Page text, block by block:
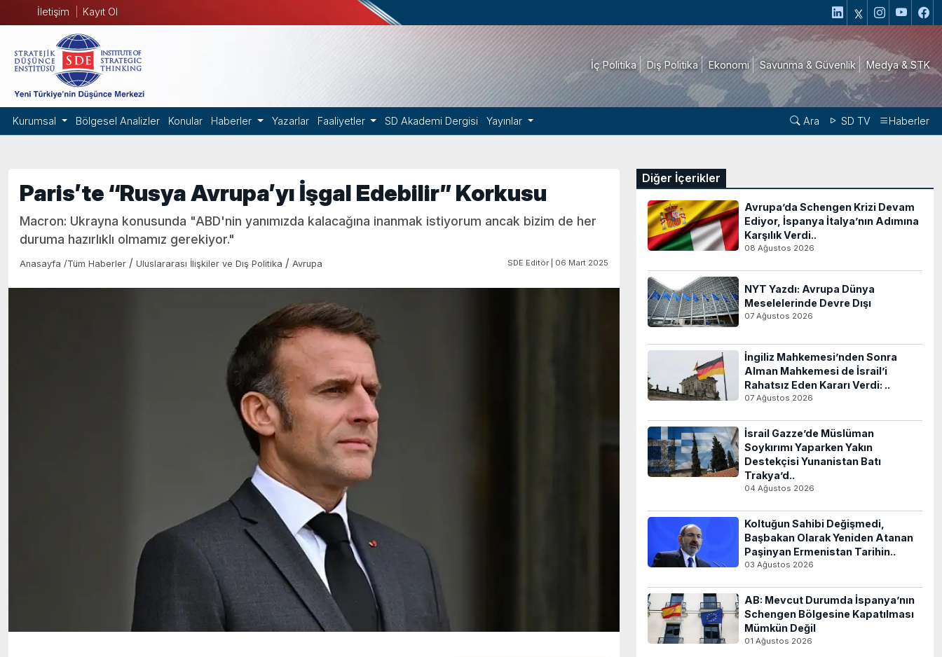
İletişim Kayıt Ol
İç Politika Dış Politika Ekonomi Savunma & Güvenlik Medya & STK
Kurumsal Bölgesel Analizler Konular Haberler Yazarlar Faaliyetler SD Akademi Dergisi Yayınlar Ara SD TV Haberler
Paris’te “Rusya Avrupa’yı İşgal Edebilir” Korkusu
Macron: Ukrayna konusunda "ABD'nin yanımızda kalacağına inanmak istiyorum ancak bizim de her
duruma hazırlıklı olmamız gerekiyor."
Anasayfa /Tüm Haberler / Uluslararası İlişkiler ve Dış Politika / Avrupa SDE Editör | 06 Mart 2025
Diğer İçerikler
Avrupa’da Schengen Krizi Devam
Ediyor, İspanya İtalya’nın Adımına
Karşılık Verdi..
08 Ağustos 2026
NYT Yazdı: Avrupa Dünya
Meselelerinde Devre Dışı
07 Ağustos 2026
İngiliz Mahkemesi’nden Sonra
Alman Mahkemesi de İsrail’i
Rahatsız Eden Kararı Verdi: ..
07 Ağustos 2026
İsrail Gazze’de Müslüman
Soykırımı Yaparken Yakın
Destekçisi Yunanistan Batı
Trakya’d..
04 Ağustos 2026
Koltuğun Sahibi Değişmedi,
Başbakan Olarak Yeniden Atanan
Paşinyan Ermenistan Tarihin..
03 Ağustos 2026
AB: Mevcut Durumda İspanya’nın
Schengen Bölgesine Kapatılması
Mümkün Değil
01 Ağustos 2026